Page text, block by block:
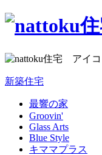
新築住宅
最響の家
Groovin'
Glass Arts
Blue Style
キママプラス